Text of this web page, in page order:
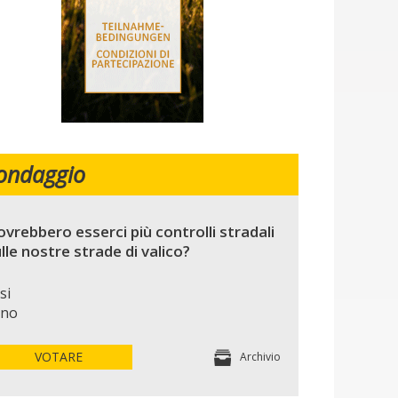
esserci più controlli stradali
nostre strade di valico?
si
no
VOTARE Archivio